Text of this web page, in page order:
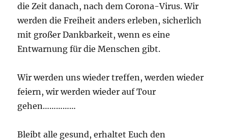
die Zeit danach, nach dem Corona-Virus. Wir
werden die Freiheit anders erleben, sicherlich
mit großer Dankbarkeit, wenn es eine
Entwarnung für die Menschen gibt.
Wir werden uns wieder treffen, werden wieder
feiern, wir werden wieder auf Tour
gehen……………
Bleibt alle gesund, erhaltet Euch den